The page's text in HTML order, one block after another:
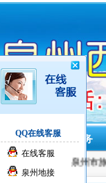
QQ在线客服
在线客服
泉州地接
酒店预订 租车服务
泉州市旅